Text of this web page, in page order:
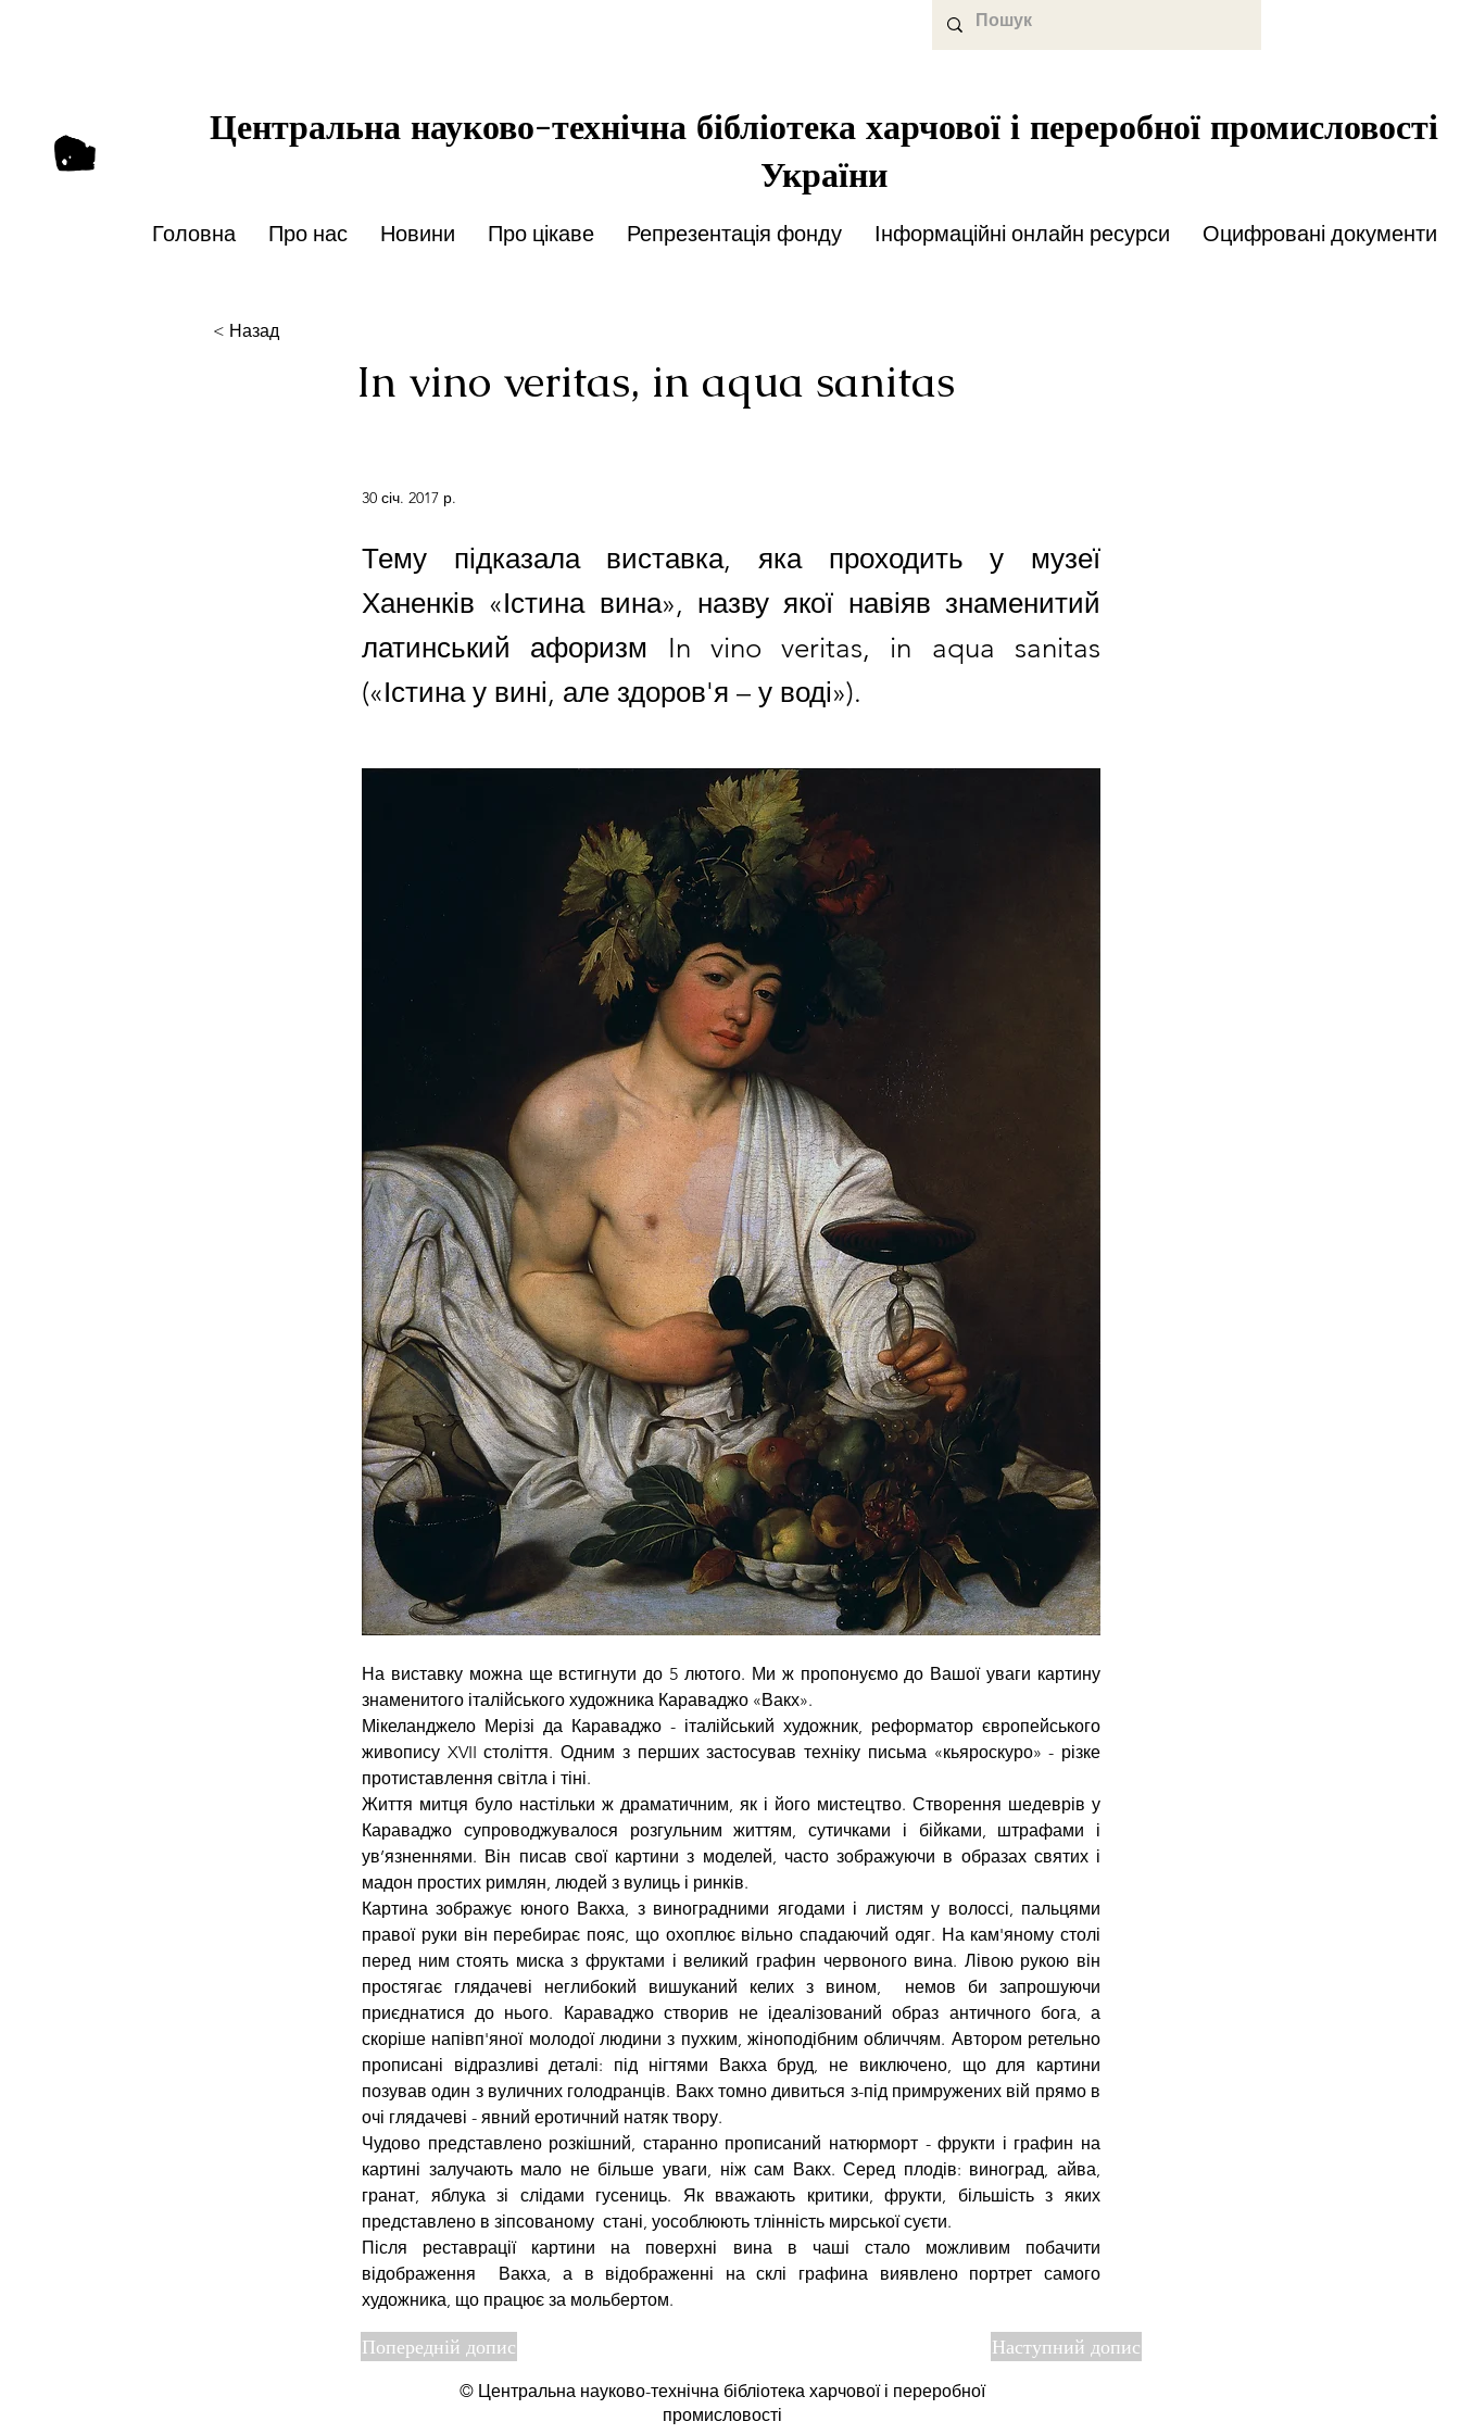
Центральна науково-технічна бібліотека харчової і переробної промисловості
України
Головна Про нас Новини Про цікаве Репрезентація фонду Інформаційні онлайн ресурси Оцифровані документи
< Назад
In vino veritas, in aqua sanitas
30 січ. 2017 р.
Тему підказала виставка, яка проходить у музеї
Ханенків «Істина вина», назву якої навіяв знаменитий
латинський афоризм In vino veritas, in aqua sanitas
(«Істина у вині, але здоров'я – у воді»).
На виставку можна ще встигнути до 5 лютого. Ми ж пропонуємо до Вашої уваги картину
знаменитого італійського художника Караваджо «Вакх».
Мікеланджело Мерізі да Караваджо - італійський художник, реформатор європейського
живопису XVII століття. Одним з перших застосував техніку письма «кьяроскуро» - різке
протиставлення світла і тіні.
Життя митця було настільки ж драматичним, як і його мистецтво. Створення шедеврів у
Караваджо супроводжувалося розгульним життям, сутичками і бійками, штрафами і
ув’язненнями. Він писав свої картини з моделей, часто зображуючи в образах святих і
мадон простих римлян, людей з вулиць і ринків.
Картина зображує юного Вакха, з виноградними ягодами і листям у волоссі, пальцями
правої руки він перебирає пояс, що охоплює вільно спадаючий одяг. На кам'яному столі
перед ним стоять миска з фруктами і великий графин червоного вина. Лівою рукою він
простягає глядачеві неглибокий вишуканий келих з вином,  немов би запрошуючи
приєднатися до нього. Караваджо створив не ідеалізований образ античного бога, а
скоріше напівп'яної молодої людини з пухким, жіноподібним обличчям. Автором ретельно
прописані відразливі деталі: під нігтями Вакха бруд, не виключено, що для картини
позував один з вуличних голодранців. Вакх томно дивиться з-під примружених вій прямо в
очі глядачеві - явний еротичний натяк твору.
Чудово представлено розкішний, старанно прописаний натюрморт - фрукти і графин на
картині залучають мало не більше уваги, ніж сам Вакх. Серед плодів: виноград, айва,
гранат, яблука зі слідами гусениць. Як вважають критики, фрукти, більшість з яких
представлено в зіпсованому  стані, уособлюють тлінність мирської суєти.
Після реставрації картини на поверхні вина в чаші стало можливим побачити
відображення  Вакха, а в відображенні на склі графина виявлено портрет самого
художника, що працює за мольбертом.
Попередній допис Наступний допис
© Центральна науково-технічна бібліотека харчової і переробної
промисловості